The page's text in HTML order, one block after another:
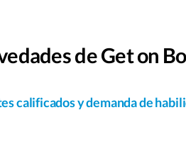
de Get on
calificados y demanda de